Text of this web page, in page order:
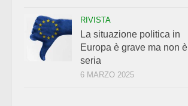
RIVISTA
La situazione politica in
Europa è grave ma non è
seria
6 MARZO 2025